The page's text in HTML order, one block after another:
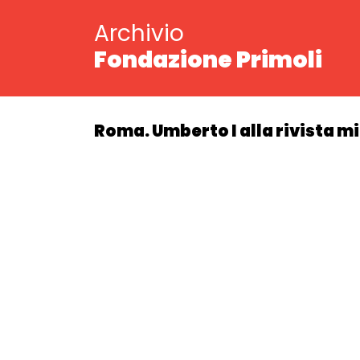
Archivio
Fondazione Primoli
Roma. Umberto I alla rivista